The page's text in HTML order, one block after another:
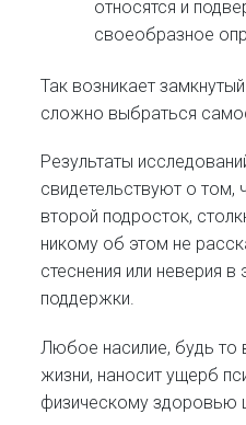
относятся и
своеобразное
Так возникает
сложно выбраться
Результаты
свидетельствуют о
второй подросток,
никому об этом не
стеснения или неверия
поддержки.
Любое насилие, будь то
жизни, наносит ущерб
физическому здоровью